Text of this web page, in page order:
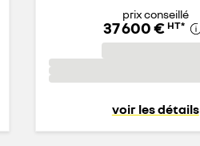
prix conseillé
37 600 € HT*
voir les détails